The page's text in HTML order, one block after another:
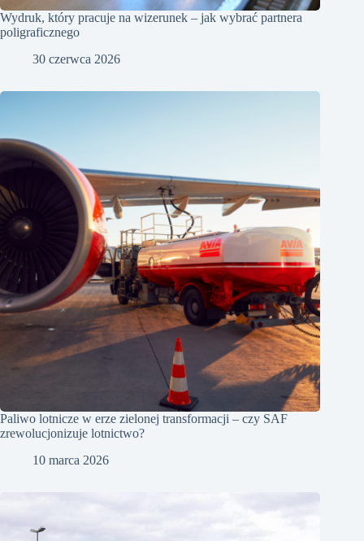
Wydruk, który pracuje na wizerunek – jak wybrać partnera
poligraficznego
30 czerwca 2026
Paliwo lotnicze w erze zielonej transformacji – czy SAF
zrewolucjonizuje lotnictwo?
10 marca 2026